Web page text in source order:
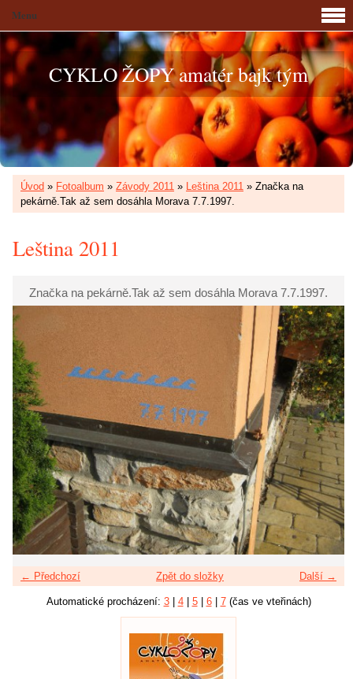
CYKLO ŽOPY amatér bajk tým
Úvod » Fotoalbum » Závody 2011 » Leština 2011 » Značka na
pekárně.Tak až sem dosáhla Morava 7.7.1997.
Leština 2011
Značka na pekárně.Tak až sem dosáhla Morava 7.7.1997.
← Předchozí Další →
Zpět do složky
Automatické procházení: 3| 4| 5| 6| 7(čas ve vteřinách)
Menu